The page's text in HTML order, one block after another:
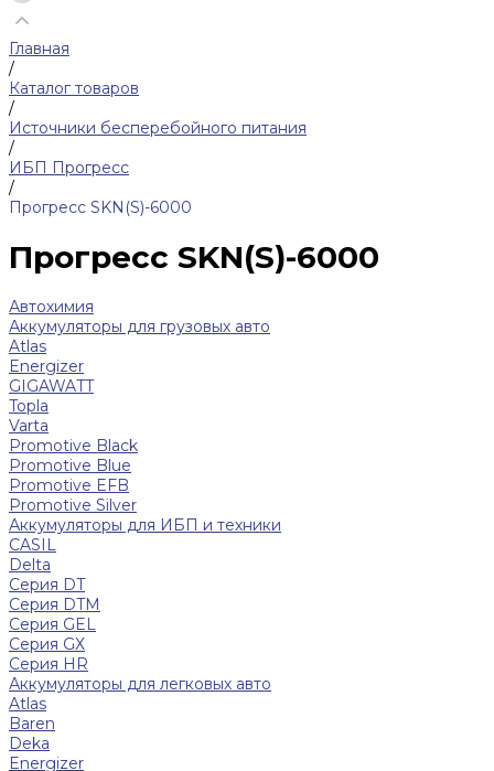
Главная
/
Каталог товаров
/
Источники бесперебойного питания
/
ИБП Прогресс
/
Прогресс SKN(S)-6000
Прогресс SKN(S)-6000
Автохимия
Аккумуляторы для грузовых авто
Atlas
Energizer
GIGAWATT
Topla
Varta
Promotive Black
Promotive Blue
Promotive EFB
Promotive Silver
Аккумуляторы для ИБП и техники
CASIL
Delta
Серия DT
Серия DTM
Серия GEL
Серия GХ
Серия HR
Аккумуляторы для легковых авто
Atlas
Baren
Deka
Energizer